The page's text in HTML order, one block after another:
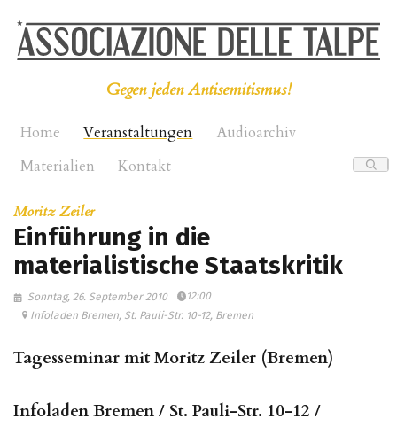
Gegen jeden Antisemitismus!
Home Veranstaltungen
Audioarchiv
Materialien
Kontakt
Moritz Zeiler
Einführung in die
materialistische Staatskritik
Sonntag, 26. September 2010
12:00
Infoladen Bremen, St. Pauli-Str. 10-12, Bremen
Tagesseminar mit Moritz Zeiler (Bremen)
Infoladen Bremen / St. Pauli-Str. 10-12 /